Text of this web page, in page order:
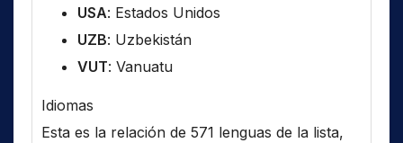
USA: Estados Unidos
UZB: Uzbekistán
VUT: Vanuatu
Idiomas
Esta es la relación de 571 lenguas de la lista,